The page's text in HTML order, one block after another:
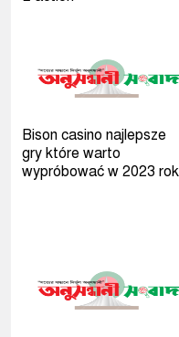
Bison casino najlepsze
gry które warto
wypróbować w 2023